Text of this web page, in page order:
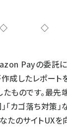
Payの委託に
成したレポート
たものです。最
「カゴ落ち対策
たのサイトUXを